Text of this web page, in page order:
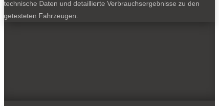
technische Daten und detaillierte Verbrauchsergebnisse zu den
getesteten Fahrzeugen.